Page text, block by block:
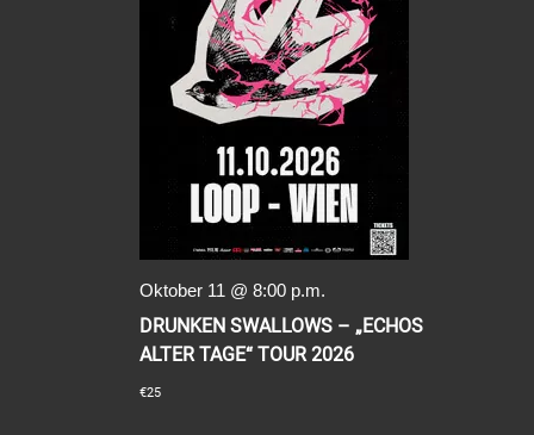
DRUNKEN SWALLOWS – „ECHOS
ALTER TAGE“ TOUR 2026
Oktober 11 @ 8:00 p.m.
€25